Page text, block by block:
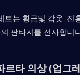
트는 황금빛 갑옷, 진
판타지를 선사합니
르타 의상 (업그